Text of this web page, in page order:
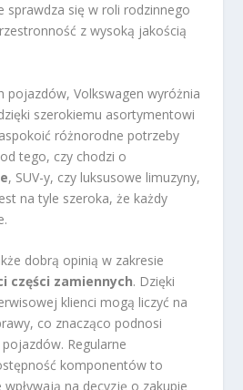
sprawdza się w roli rodzinnego
z wysoką jakością
pojazdów, Volkswagen wyróżnia
szerokiemu asortymentowi
różnorodne potrzeby
tego, czy chodzi o
, SUV-y, czy luksusowe limuzyny,
na tyle szeroka, że każdy
dobrą opinią w zakresie
części zamiennych. Dzięki
klienci mogą liczyć na
co znacząco podnosi
Regularne
komponentów to
na decyzję o zakupie